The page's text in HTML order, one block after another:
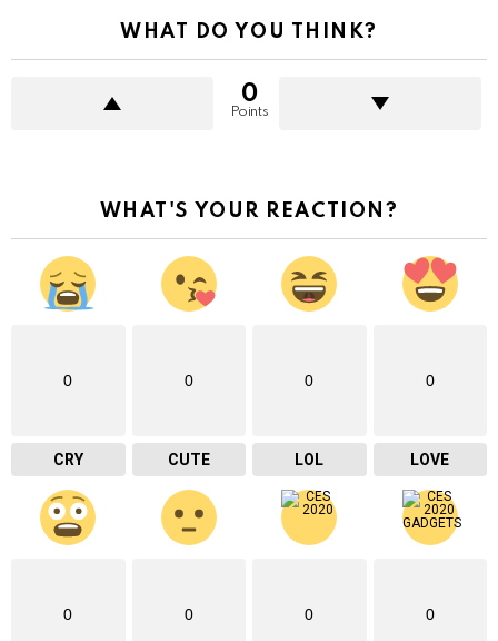
WHAT DO YOU THINK?
0
Points
WHAT'S YOUR REACTION?
0
CRY
0
CUTE
0
LOL
0
LOVE
0 0 0 0